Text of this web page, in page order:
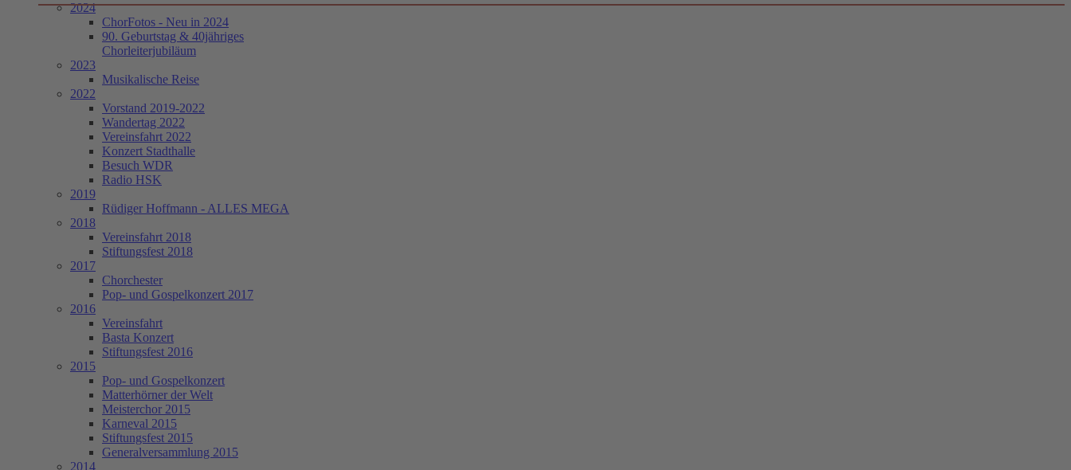
2024
ChorFotos - Neu in 2024
90. Geburtstag & 40jähriges
Chorleiterjubiläum
2023
Musikalische Reise
2022
Vorstand 2019-2022
Wandertag 2022
Vereinsfahrt 2022
Konzert Stadthalle
Besuch WDR
Radio HSK
2019
Rüdiger Hoffmann - ALLES MEGA
2018
Vereinsfahrt 2018
Stiftungsfest 2018
2017
Chorchester
Pop- und Gospelkonzert 2017
2016
Vereinsfahrt
Basta Konzert
Stiftungsfest 2016
2015
Pop- und Gospelkonzert
Matterhörner der Welt
Meisterchor 2015
Karneval 2015
Stiftungsfest 2015
Generalversammlung 2015
2014